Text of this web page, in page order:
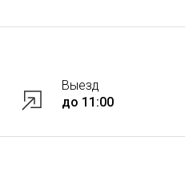
Выезд
до 11:00